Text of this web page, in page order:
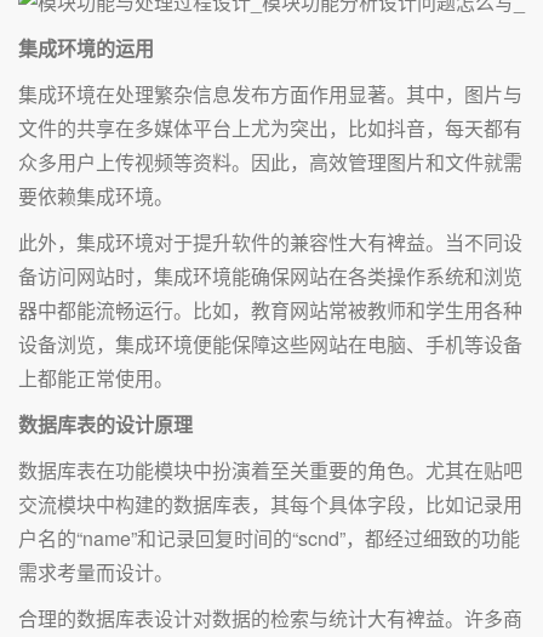
集成环境的运用
集成环境在处理繁杂信息发布方面作用显著。其中，图片与
文件的共享在多媒体平台上尤为突出，比如抖音，每天都有
众多用户上传视频等资料。因此，高效管理图片和文件就需
要依赖集成环境。
此外，集成环境对于提升软件的兼容性大有裨益。当不同设
备访问网站时，集成环境能确保网站在各类操作系统和浏览
器中都能流畅运行。比如，教育网站常被教师和学生用各种
设备浏览，集成环境便能保障这些网站在电脑、手机等设备
上都能正常使用。
数据库表的设计原理
数据库表在功能模块中扮演着至关重要的角色。尤其在贴吧
交流模块中构建的数据库表，其每个具体字段，比如记录用
户名的“name”和记录回复时间的“scnd”，都经过细致的功能
需求考量而设计。
合理的数据库表设计对数据的检索与统计大有裨益。许多商